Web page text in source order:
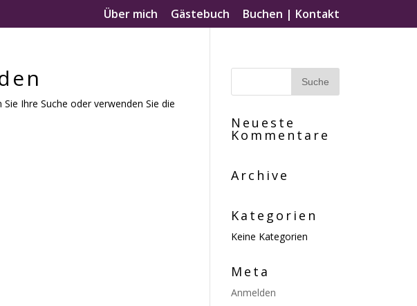
Über mich Gästebuch Buchen | Kontakt
Ihre Suche oder verwenden Sie die
Neueste
Kommentare
Archive
Kategorien
Keine Kategorien
Meta
Anmelden